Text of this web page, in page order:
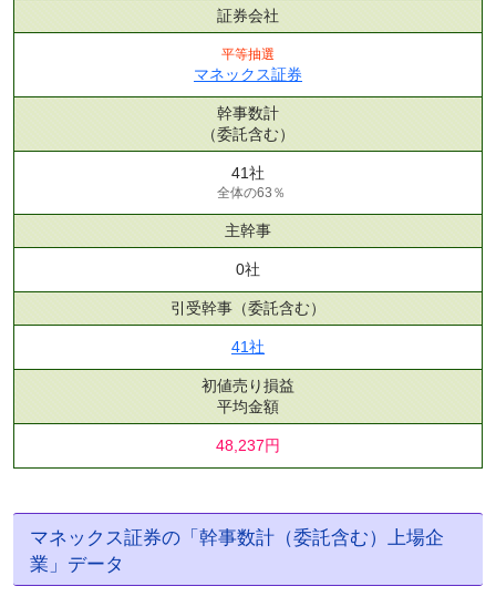
証券会社
平等抽選
マネックス証券
幹事数計
（委託含む）
41社
全体の63％
主幹事
0社
引受幹事 （委託含む）
41社
初値売り損益
平均金額
48,237円
マネックス証券の「幹事数計（委託含む）上場企
業」データ